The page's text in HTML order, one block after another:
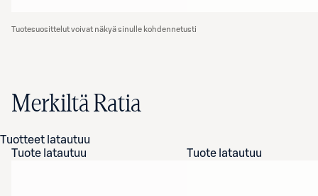
Tuotesuosittelut voivat näkyä sinulle kohdennetusti
Merkiltä Ratia
Tuotteet latautuu
Tuote latautuu
Tuote latautuu